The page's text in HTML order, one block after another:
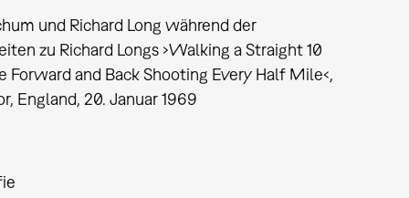
und Richard Long während der
zu Richard Longs ›Walking a Straight 10
Forward and Back Shooting Every Half Mile‹,
England, 20. Januar 1969